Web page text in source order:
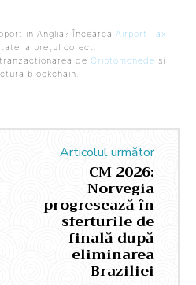
in Anglia? Încearcă Airport Taxi
la prețul corect.
de Criptomonede si
blockchain.
Articolul următor
CM 2026:
Norvegia
progresează în
sferturile de
finală după
eliminarea
Braziliei